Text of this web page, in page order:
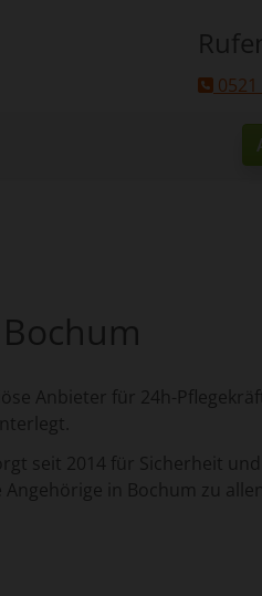
Anbieter für 24h-
seit 2014 für Sicherheit und
in Bochum zu